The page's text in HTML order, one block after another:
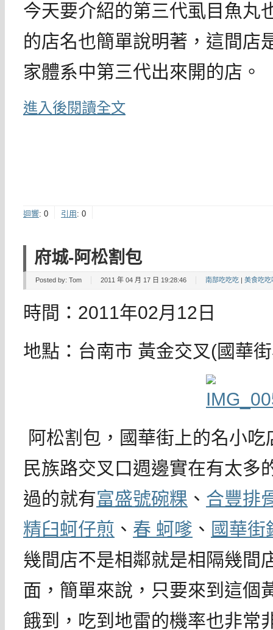
今天要介紹的第三代虱目魚丸
的店名也簡單說明著，這間店
家體系中第三代出來開的店。
進入後閱讀全文
迴響: 0 引用 : 0
府城-阿松割包
Posted by: Tom 2011 年 04 月 17 日 19:28:46 南部吃吃吃 美食吃吃
時間：2011年02月12日
地點：台南市 黃金交叉(國華
阿松割包，國華街上的名小
民族路交叉口週邊實在有太多
過的就有富盛號碗粿 、 合豐排
精臼蚵仔煎 、 春 蚵嗲 、 國華街
幾間店不是相鄰就是相隔幾間
面，簡單來說，只要來到這個
餓到，吃到地雷的機率也非常